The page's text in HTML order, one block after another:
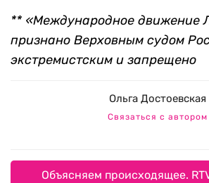
** «Международное движение
признано Верховным судом
экстремистским и запрещено
Ольга Достоевская
Связаться с автором
Объясняем происходящее.